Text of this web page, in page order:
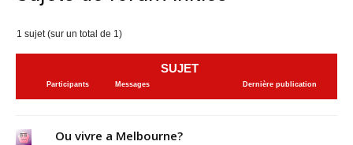
1 sujet (sur un total de 1)
SUJET
Participants Messages Dernière publication
Ou vivre a Melbourne?